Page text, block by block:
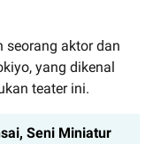
seorang aktor dan
yang dikenal
teater ini.
Seni Miniatur